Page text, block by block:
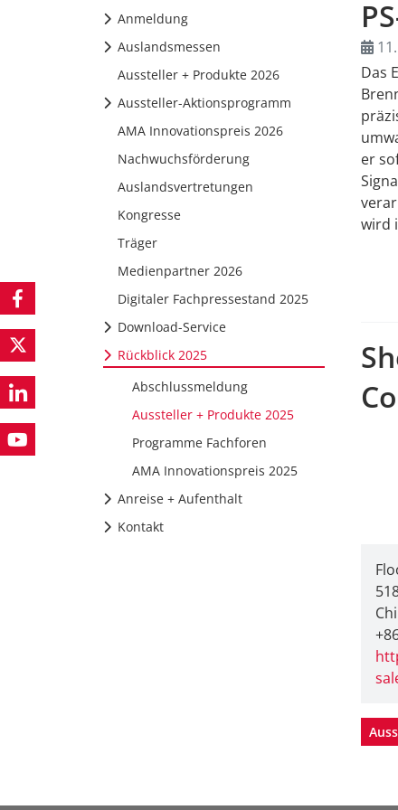
Anmeldung
Auslandsmessen
Aussteller + Produkte 2026
Aussteller-Aktionsprogramm
AMA Innovationspreis 2026
Nachwuchsförderung
Auslandsvertretungen
Kongresse
Träger
Medienpartner 2026
Digitaler Fachpressestand 2025
Download-Service
Rückblick 2025
Abschlussmeldung
Aussteller + Produkte 2025
Programme Fachforen
AMA Innovationspreis 2025
Anreise + Aufenthalt
Kontakt
Das
er
wird